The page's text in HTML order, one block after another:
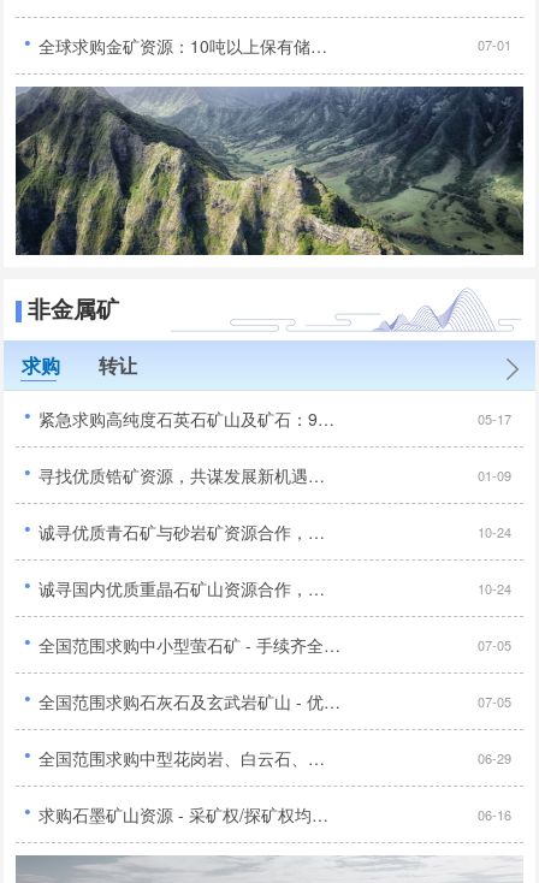
· 全球求购金矿资源：10吨以上保有储量，无抵押无负债，30亿投资规模... 07-01
非金属矿
求购 转让
· 紧急求购高纯度石英石矿山及矿石：99.95%二氧化硅含量... 05-17
· 寻找优质锆矿资源，共谋发展新机遇，品位达到行业标准以上... 01-09
· 诚寻优质青石矿与砂岩矿资源合作，手续齐全无纠纷优先... 10-24
· 诚寻国内优质重晶石矿山资源合作，手续齐全储量明确优先... 10-24
· 全国范围求购中小型萤石矿 - 手续齐全，品位40%以上，无纠纷，选厂有无均可... 07-05
· 全国范围求购石灰石及玄武岩矿山 - 优先华北、陕西地区，证件齐全，交通便利，开放多种合作模式... 07-05
· 全国范围求购中型花岗岩、白云石、辉绿岩、石灰石矿山 - 证件齐全... 06-29
· 求购石墨矿山资源 - 采矿权/探矿权均可，无纠纷，具备开采前景，多种合作方式，有意者电联... 06-16